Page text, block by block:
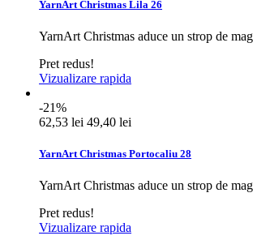
YarnArt Christmas Lila 26
YarnArt Christmas aduce un strop de
Pret redus!
Vizualizare rapida
-21%
62,53 lei 49,40 lei
YarnArt Christmas Portocaliu 28
YarnArt Christmas aduce un strop de
Pret redus!
Vizualizare rapida